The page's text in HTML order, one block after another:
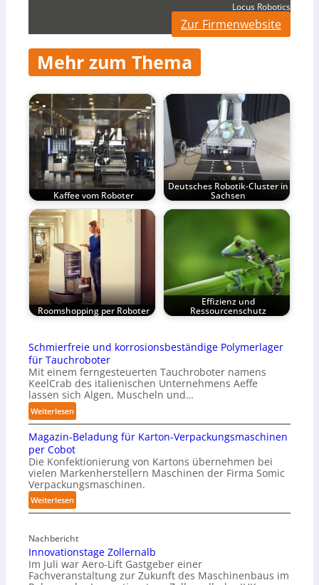
Locus Robotics
Zur Firmenwebsite
Mehr zum Thema
Kaffee vom Roboter
Deutsches Robotik-Cluster in
Sachsen
Roomshopping per Roboter
Effizienz und
Ressourcenschutz
Schmierfreie und korrosionsbeständige Polymerlager
für Tauchroboter
Mit einem ferngesteuerten Tauchroboter namens
KeelCrab des italienischen Unternehmens Aeffe
lassen sich Algen, Muscheln und…
Weiterlesen:
S
c
h
m
i
e
r
i
e
Magazin-Beladung für Karton-Verpackungsmaschinen
per Cobot
Die Konfektionierung von Kartons übernehmen bei
vielen Markenherstellern Maschinen der Firma Somic
Verpackungsmaschinen.
Weiterlesen:
M
g
a
z
Nachbericht
Innovationstage Zollernalb
Im Juli war Aero-Lift Gastgeber einer
Fachveranstaltung zur Zukunft des Maschinenbaus im